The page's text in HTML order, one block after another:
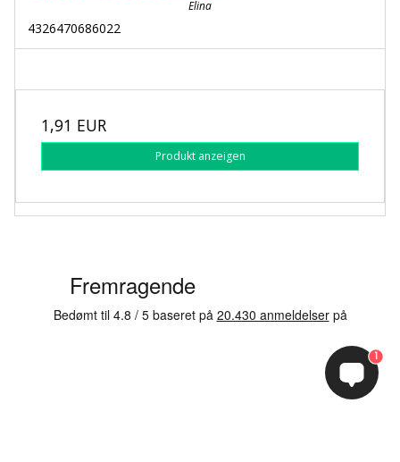
Elina
4326470686022
1,91 EUR
Produkt anzeigen
1